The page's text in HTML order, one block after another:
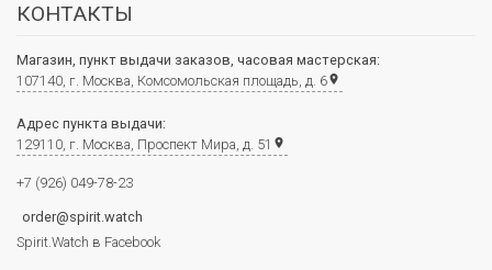
КОНТАКТЫ
Магазин, пункт выдачи заказов, часовая мастерская:
107140, г. Москва, Комсомольская площадь, д. 6place
Адрес пункта выдачи:
129110, г. Москва, Проспект Мира, д. 51 place
+7 (926) 049-78-23
order@spirit.watch
Spirit.Watch в Facebook